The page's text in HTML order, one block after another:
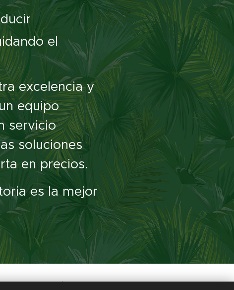
el
excelencia y
equipo
servicio
soluciones
en precios.
es la mejor
Santa Fe Argentina